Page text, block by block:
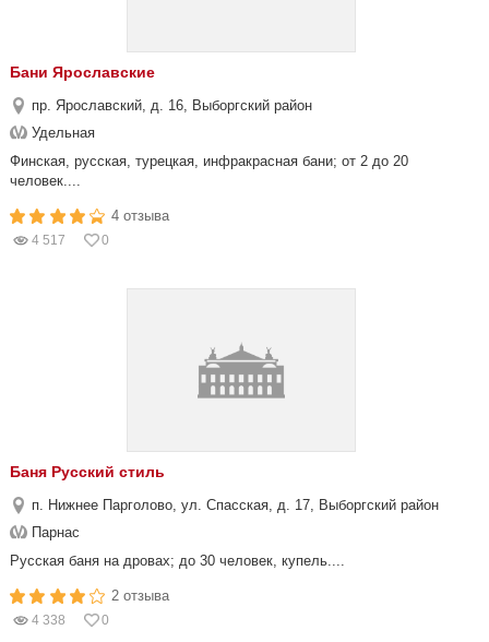
Бани Ярославские
пр. Ярославский, д. 16, Выборгский район
Удельная
Финская, русская, турецкая, инфракрасная бани; от 2 до 20
человек....
4 отзыва
4 517 0
Баня Русский стиль
п. Нижнее Парголово, ул. Спасская, д. 17, Выборгский район
Парнас
Русская баня на дровах; до 30 человек, купель....
2 отзыва
4 338 0